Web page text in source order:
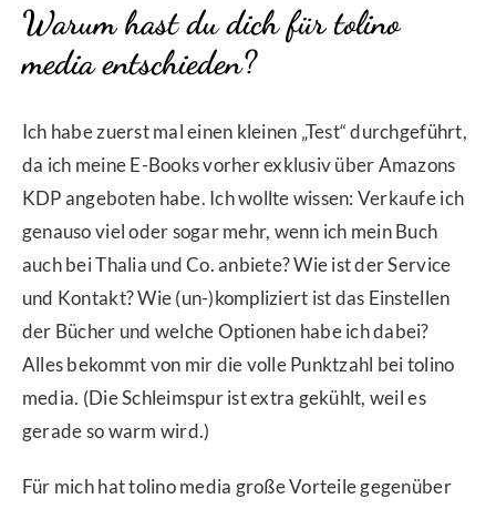
Warum hast du dich für tolino
media entschieden?
Ich habe zuerst mal einen kleinen „Test“ durchgeführt,
da ich meine E-Books vorher exklusiv über Amazons
KDP angeboten habe. Ich wollte wissen: Verkaufe ich
genauso viel oder sogar mehr, wenn ich mein Buch
auch bei Thalia und Co. anbiete? Wie ist der Service
und Kontakt? Wie (un-)kompliziert ist das Einstellen
der Bücher und welche Optionen habe ich dabei?
Alles bekommt von mir die volle Punktzahl bei tolino
media. (Die Schleimspur ist extra gekühlt, weil es
gerade so warm wird.)
Für mich hat tolino media große Vorteile gegenüber